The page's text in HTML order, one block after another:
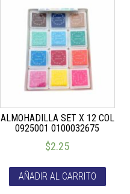
ALMOHADILLA SET X 12 COL
0925001 0100032675
$2.25
AÑADIR AL CARRITO